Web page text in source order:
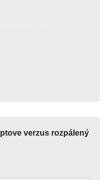
verzus rozpálený